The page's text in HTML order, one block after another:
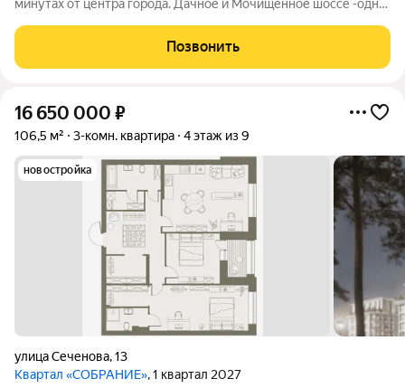
минутах от центра города. Дачное и Мочищенное шоссе -одни
воздух, абсолютная тишина, освещенные тропинки в
реликтовом бору для неспешных
Позвонить
16 650 000 ₽
106,5 м² 3-комн. квартира 4 этаж из 9
новостройка
улица Сеченова,13
Квартал «СОБРАНИЕ», 1 квартал 2027